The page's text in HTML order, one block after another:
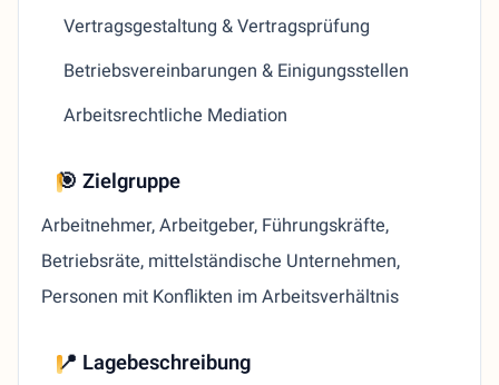
Vertragsgestaltung & Vertragsprüfung
Betriebsvereinbarungen & Einigungsstellen
Arbeitsrechtliche Mediation
🎯 Zielgruppe
Arbeitnehmer, Arbeitgeber, Führungskräfte,
Betriebsräte, mittelständische Unternehmen,
Personen mit Konflikten im Arbeitsverhältnis
📍 Lagebeschreibung